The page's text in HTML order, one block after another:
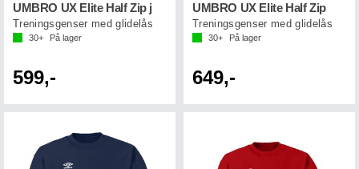
UMBRO UX Elite Half Zip j
Treningsgenser med glidelås
30+ På lager
599,-
UMBRO UX Elite Half Zip
Treningsgenser med glidelås
30+ På lager
649,-